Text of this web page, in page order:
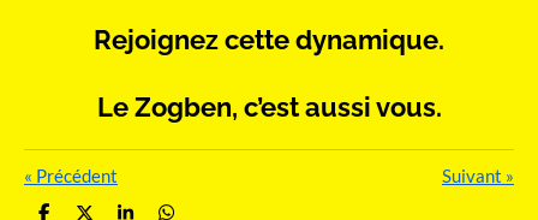
Rejoignez cette dynamique.
Le Zogben, c’est aussi vous.
« Précédent Suivant »